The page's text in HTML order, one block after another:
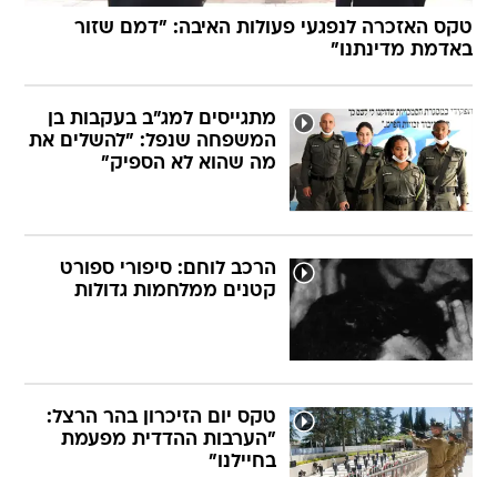
טקס האזכרה לנפגעי פעולות האיבה: "דמם שזור
באדמת מדינתנו"
מתגייסים למג"ב בעקבות בן
המשפחה שנפל: "להשלים את
מה שהוא לא הספיק"
הרכב לוחם: סיפורי ספורט
קטנים ממלחמות גדולות
טקס יום הזיכרון בהר הרצל:
"הערבות ההדדית מפעמת
בחיילנו"